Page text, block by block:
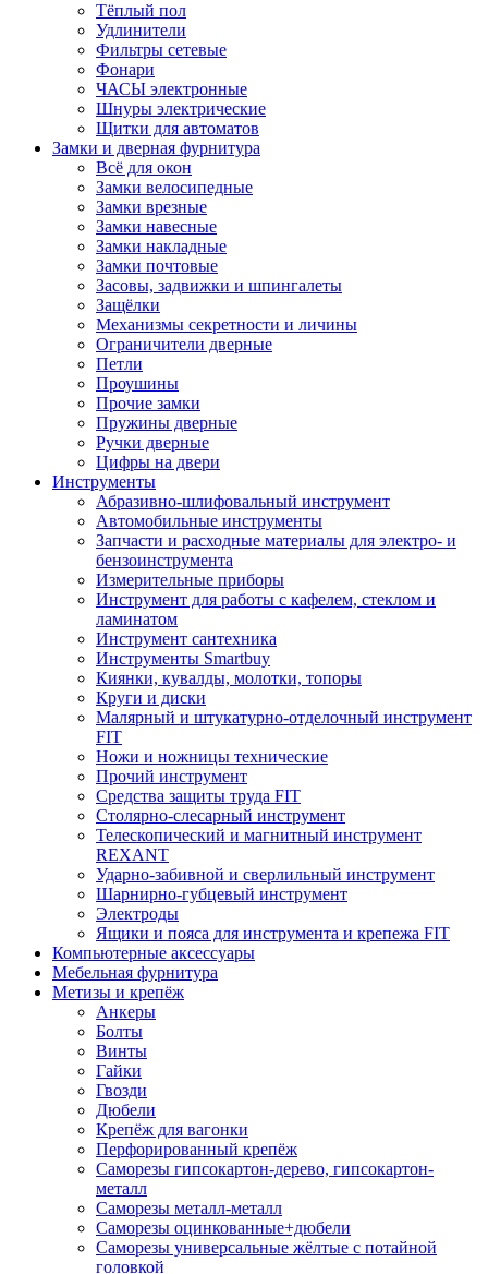
Тёплый пол
Удлинители
Фильтры сетевые
Фонари
ЧАСЫ электронные
Шнуры электрические
Щитки для автоматов
Замки и дверная фурнитура
Всё для окон
Замки велосипедные
Замки врезные
Замки навесные
Замки накладные
Замки почтовые
Засовы, задвижки и шпингалеты
Защёлки
Механизмы секретности и личины
Ограничители дверные
Петли
Проушины
Прочие замки
Пружины дверные
Ручки дверные
Цифры на двери
Инструменты
Абразивно-шлифовальный инструмент
Автомобильные инструменты
Запчасти и расходные материалы для электро- и
бензоинструмента
Измерительные приборы
Инструмент для работы с кафелем, стеклом и
ламинатом
Инструмент сантехника
Инструменты Smartbuy
Киянки, кувалды, молотки, топоры
Круги и диски
Малярный и штукатурно-отделочный инструмент
FIT
Ножи и ножницы технические
Прочий инструмент
Средства защиты труда FIT
Столярно-слесарный инструмент
Телескопический и магнитный инструмент
REXANT
Ударно-забивной и сверлильный инструмент
Шарнирно-губцевый инструмент
Электроды
Ящики и пояса для инструмента и крепежа FIT
Компьютерные аксессуары
Мебельная фурнитура
Метизы и крепёж
Анкеры
Болты
Винты
Гайки
Гвозди
Дюбели
Крепёж для вагонки
Перфорированный крепёж
Саморезы гипсокартон-дерево, гипсокартон-
металл
Саморезы металл-металл
Саморезы оцинкованные+дюбели
Саморезы универсальные жёлтые с потайной
головкой